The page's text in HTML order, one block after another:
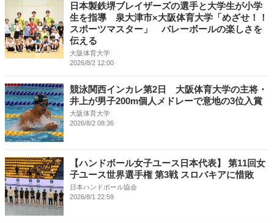
日本製鉄堺ブレイザーズの選手と大学生が小学
生を指導 泉大津市×大阪体育大学「めざせ！！
スポーツマスター」 バレーボールの楽しさを
伝える
大阪体育大学
2026/8/2 12:00
競泳関西インカレ第2日 大阪体育大学の主将・
井上が男子200m個人メドレーで意地の3位入賞
大阪体育大学
2026/8/2 08:36
【ハンドボール女子ユース日本代表】 第11回女
子ユース世界選手権 第3戦 スロバキアに惜敗
日本ハンドボール協会
2026/8/1 22:59